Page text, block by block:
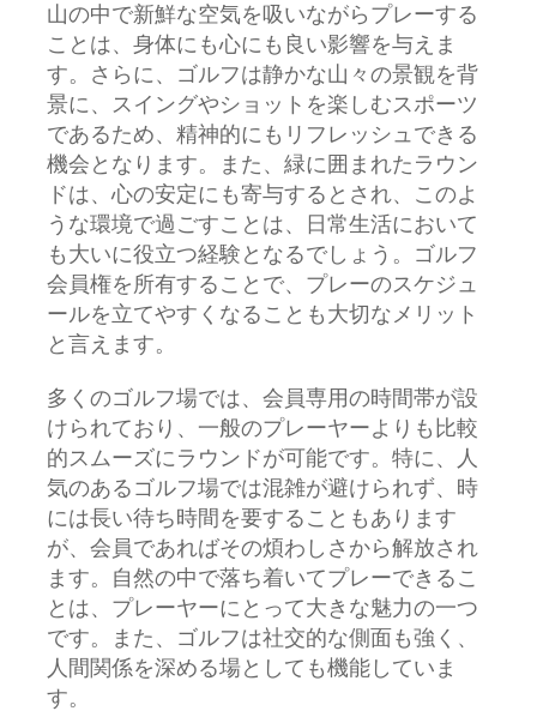
山の中で新鮮な空気を吸いながらプレーする
ことは、身体にも心にも良い影響を与えま
す。さらに、ゴルフは静かな山々の景観を背
景に、スイングやショットを楽しむスポーツ
であるため、精神的にもリフレッシュできる
機会となります。また、緑に囲まれたラウン
ドは、心の安定にも寄与するとされ、このよ
うな環境で過ごすことは、日常生活において
も大いに役立つ経験となるでしょう。ゴルフ
会員権を所有することで、プレーのスケジュ
ールを立てやすくなることも大切なメリット
と言えます。
多くのゴルフ場では、会員専用の時間帯が設
けられており、一般のプレーヤーよりも比較
的スムーズにラウンドが可能です。特に、人
気のあるゴルフ場では混雑が避けられず、時
には長い待ち時間を要することもあります
が、会員であればその煩わしさから解放され
ます。自然の中で落ち着いてプレーできるこ
とは、プレーヤーにとって大きな魅力の一つ
です。また、ゴルフは社交的な側面も強く、
人間関係を深める場としても機能していま
す。